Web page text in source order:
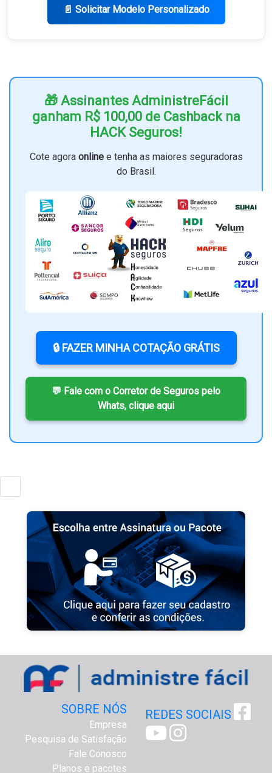
📄 Solicitar Modelo Personalizado
🎁 Assinantes AdministreFácil
ganham R$ 100,00 de Cashback na
HACK Seguros!
Cote agora onlinee tenha as maiores seguradoras
do Brasil.
🔒 FAZER MINHA COTAÇÃO GRÁTIS
💬 Fale com o Corretor de Seguros pelo
Whats, clique aqui
SOBRE NÓS
Empresa
Pesquisa de Satisfação
Fale Conosco
Planos e pacotes
REDES SOCIAIS